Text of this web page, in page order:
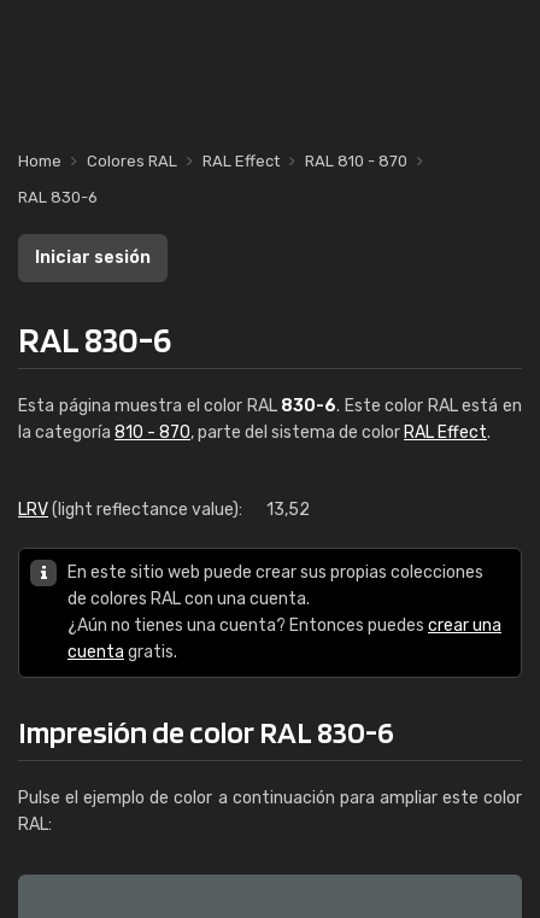
Home Colores RAL RAL Effect
RAL 810 - 870
RAL 830-6
Iniciar sesión
RAL 830-6
Esta página muestra el color RAL 830-6. Este color RAL está en
la categoría 810 - 870, parte del sistema de color RAL Effect.
LRV(light reflectance value): 13,52
En este sitio web puede crear sus propias colecciones
de colores RAL con una cuenta.
¿Aún no tienes una cuenta? Entonces puedes crear una
cuenta gratis.
Impresión de color RAL 830-6
Pulse el ejemplo de color a continuación para ampliar este color
RAL: